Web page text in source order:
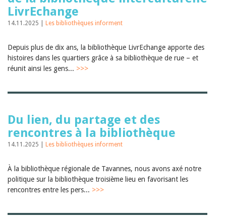
2013
2012
LivrEchange
14.11.2025 | Les bibliothèques informent
Depuis plus de dix ans, la bibliothèque LivrEchange apporte des
histoires dans les quartiers grâce à sa bibliothèque de rue – et
réunit ainsi les gens... >>>
Du lien, du partage et des
rencontres à la bibliothèque
14.11.2025 | Les bibliothèques informent
À la bibliothèque régionale de Tavannes, nous avons axé notre
politique sur la bibliothèque troisième lieu en favorisant les
rencontres entre les pers... >>>